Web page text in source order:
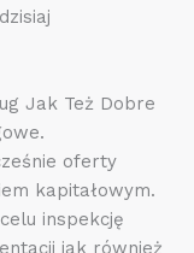
Jak Też Dobre
oferty
kapitałowym.
inspekcję
jak również